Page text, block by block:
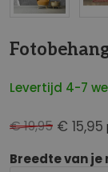
Levertijd 4-7
€ 15,95
€ 19,95
Breedte van je